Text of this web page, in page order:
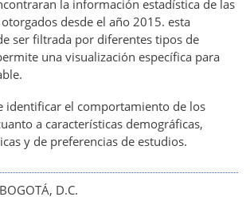
la información estadística de las
desde el año 2015. esta
ser filtrada por diferentes tipos de
una visualización específica para
identificar el comportamiento de los
a características demográficas,
y de preferencias de estudios.
BOGOTÁ, D.C.